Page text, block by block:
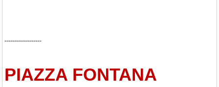
-------------------
PIAZZA FONTANA